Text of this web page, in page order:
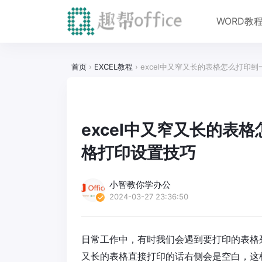
WORD教
首页 › EXCEL教程 › excel中又窄又长的表格怎么打印到
excel中又窄又长的表格
格打印设置技巧
小智教你学办公
2024-03-27 23:36:50
日常工作中，有时我们会遇到要打印的表
又长的表格直接打印的话右侧会是空白，